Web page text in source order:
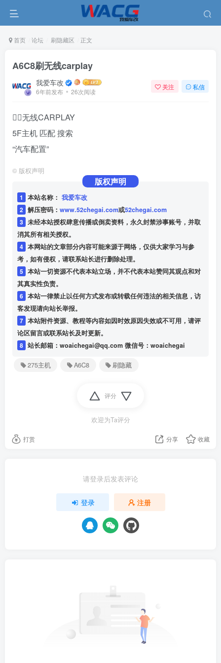
首页 论坛 刷隐藏区 正文
A6C8刷无线carplay
我爱车改
6年前发布 26次阅读
关注 私信
，无线CARPLAY
5F主机 匹配 搜索
“汽车配置”
© 版权声明
版权声明
1 本站名称： 我爱车改
2 解压密码： www.52chegai.com或52chegai.com
3 未经本站授权肆意传播或倒卖资料，永久封禁涉事账号，并取
消其所有相关授权。
4 本网站的文章部分内容可能来源于网络，仅供大家学习与参
考，如有侵权，请联系站长进行删除处理。
5 本站一切资源不代表本站立场，并不代表本站赞同其观点和对
其真实性负责。
6 本站一律禁止以任何方式发布或转载任何违法的相关信息，访
客发现请向站长举报。
7 本站附件资源、教程等内容如因时效原因失效或不可用，请评
论区留言或联系站长及时更新。
8
站长邮箱：woaichegai@qq.com 微信号：woaichegai
275主机 A6C8 刷隐藏
评分
欢迎为Ta评分
打赏 分享 收藏
请登录后发表评论
登录 注册